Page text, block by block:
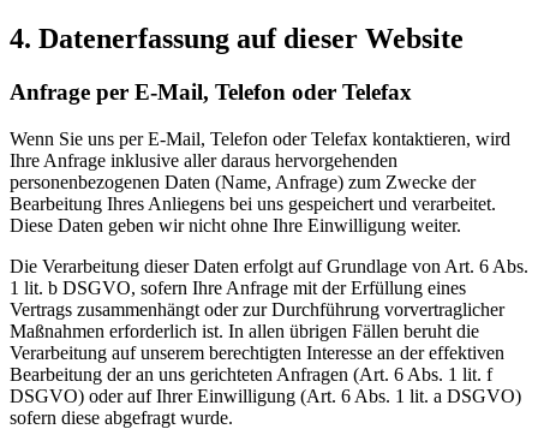
4. Datenerfassung auf dieser Website
Anfrage per E-Mail, Telefon oder Telefax
Wenn Sie uns per E-Mail, Telefon oder Telefax kontaktieren, wird
Ihre Anfrage inklusive aller daraus hervorgehenden
personenbezogenen Daten (Name, Anfrage) zum Zwecke der
Bearbeitung Ihres Anliegens bei uns gespeichert und verarbeitet.
Diese Daten geben wir nicht ohne Ihre Einwilligung weiter.
Die Verarbeitung dieser Daten erfolgt auf Grundlage von Art. 6 Abs.
1 lit. b DSGVO, sofern Ihre Anfrage mit der Erfüllung eines
Vertrags zusammenhängt oder zur Durchführung vorvertraglicher
Maßnahmen erforderlich ist. In allen übrigen Fällen beruht die
Verarbeitung auf unserem berechtigten Interesse an der effektiven
Bearbeitung der an uns gerichteten Anfragen (Art. 6 Abs. 1 lit. f
DSGVO) oder auf Ihrer Einwilligung (Art. 6 Abs. 1 lit. a DSGVO)
sofern diese abgefragt wurde.